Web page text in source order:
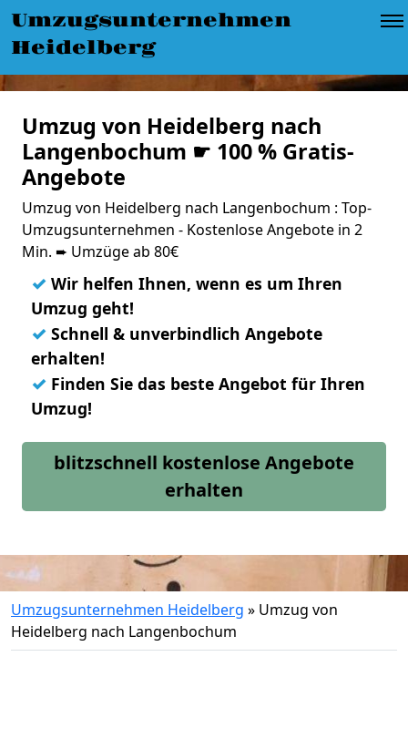
Umzugsunternehmen
Heidelberg
Umzug von Heidelberg nach
Langenbochum ☛ 100 % Gratis-
Angebote
Umzug von Heidelberg nach Langenbochum : Top-
Umzugsunternehmen - Kostenlose Angebote in 2
Min. ➨ Umzüge ab 80€
✓ Wir helfen Ihnen, wenn es um Ihren
Umzug geht!
✓ Schnell & unverbindlich Angebote
erhalten!
✓ Finden Sie das beste Angebot für Ihren
Umzug!
blitzschnell kostenlose Angebote
erhalten
Umzugsunternehmen Heidelberg » Umzug von
Heidelberg nach Langenbochum